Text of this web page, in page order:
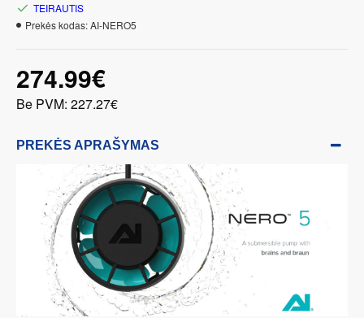
274.99€
Be PVM: 227.27€
TEIRAUTIS
Prekės kodas:AI-NERO5
PREKĖS APRAŠYMAS